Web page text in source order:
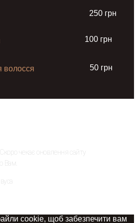
250 грн
100 грн
волосся 50 грн
чекає оновлення сайту
Вам.
cookie, щоб забезпечити вам